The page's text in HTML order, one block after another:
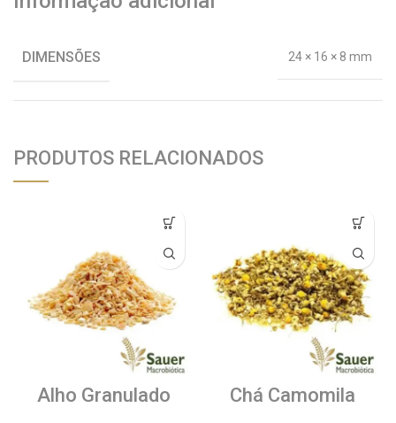
DIMENSÕES 24 × 16 × 8 mm
PRODUTOS RELACIONADOS
Alho Granulado Chá Camomila